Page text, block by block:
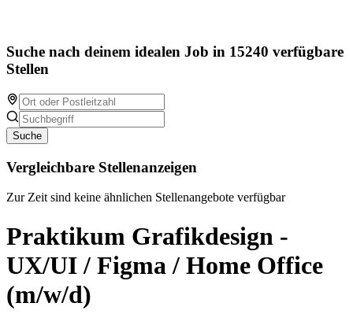
Suche nach deinem idealen Job in 15240 verfügbare
Stellen
Suche
Vergleichbare Stellenanzeigen
Zur Zeit sind keine ähnlichen Stellenangebote verfügbar
Praktikum Grafikdesign -
UX/UI / Figma / Home Office
(m/w/d)